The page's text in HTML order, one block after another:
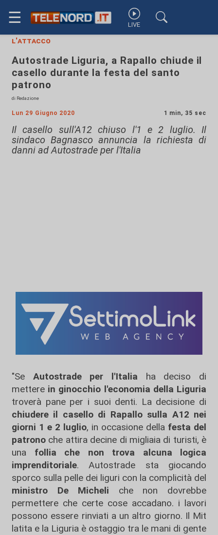
☰ LIVE
l'attacco
Autostrade Liguria, a Rapallo chiude il
casello durante la festa del santo
patrono
di Redazione
Lun 29 Giugno 2020 1 min, 35 sec
Il casello sull'A12 chiuso l'1 e 2 luglio. Il
sindaco Bagnasco annuncia la richiesta di
danni ad Autostrade per l'Italia
"Se Autostrade per l'Italia ha deciso di
mettere in ginocchio l'economia della Liguria
troverà pane per i suoi denti. La decisione di
chiudere il casello di Rapallo sulla A12 nei
giorni 1 e 2 luglio, in occasione della festa del
patrono che attira decine di migliaia di turisti, è
una follia che non trova alcuna logica
imprenditoriale. Autostrade sta giocando
sporco sulla pelle dei liguri con la complicità del
ministro De Micheli che non dovrebbe
permettere che certe cose accadano. i lavori
possono essere rinviati a un altro giorno. Il Mit
latita e la Liguria è ostaggio tra le mani di gente